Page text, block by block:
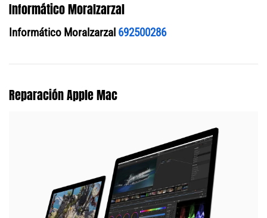
Informático Moralzarzal
Informático Moralzarzal 692500286
Reparación Apple Mac